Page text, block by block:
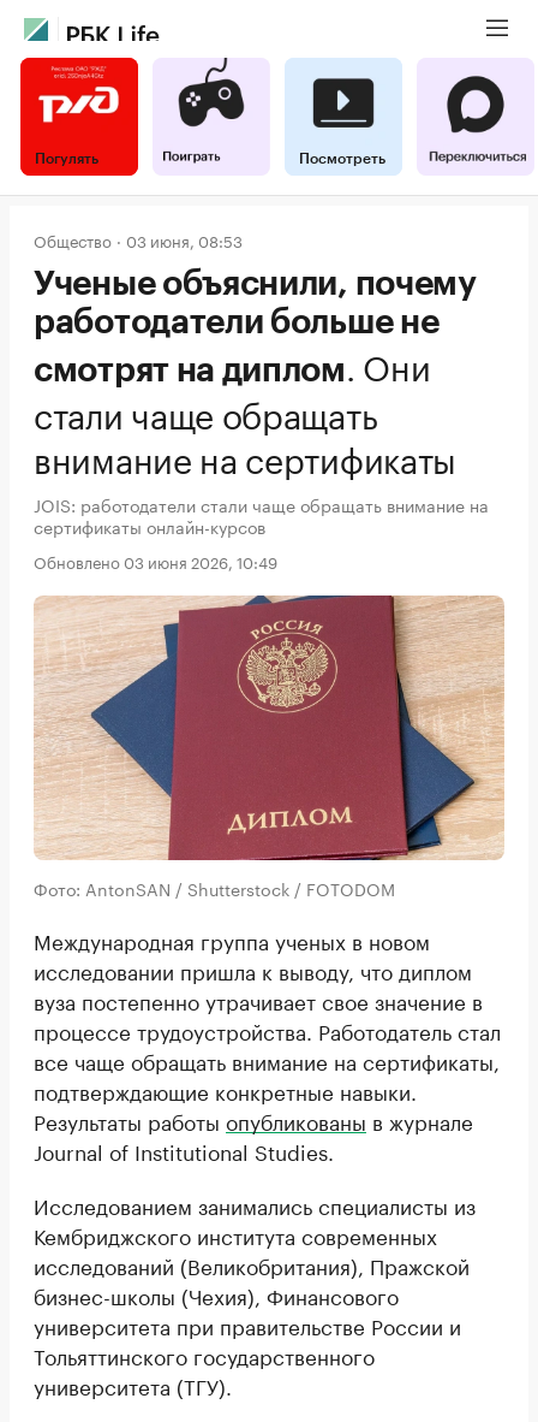
Погулять Посмотреть
Общество 03 июня, 08:53
Ученые объяснили, почему
работодатели больше не
смотрят на диплом. Они
стали чаще обращать
внимание на сертификаты
JOIS: работодатели стали чаще обращать внимание на
сертификаты онлайн-курсов
Обновлено 03 июня 2026, 10:49
Фото: AntonSAN / Shutterstock / FOTODOM
Международная группа ученых в новом
исследовании пришла к выводу, что диплом
вуза постепенно утрачивает свое значение в
процессе трудоустройства. Работодатель стал
все чаще обращать внимание на сертификаты,
подтверждающие конкретные навыки.
Результаты работы опубликованы в журнале
Journal of Institutional Studies.
Исследованием занимались специалисты из
Кембриджского института современных
исследований (Великобритания), Пражской
бизнес-школы (Чехия), Финансового
университета при правительстве России и
Тольяттинского государственного
университета (ТГУ).